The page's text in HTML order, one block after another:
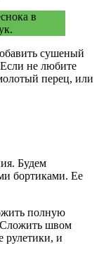
в
сушеный
не любите
перец, или
Будем
бортиками. Ее
полную
Сложить швом
рулетики, и